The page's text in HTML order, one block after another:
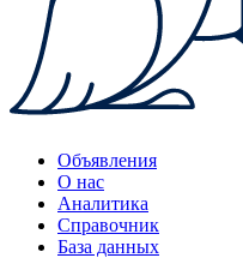
Объявления
О нас
Аналитика
Справочник
База данных